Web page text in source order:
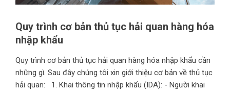
Quy trình cơ bản thủ tục hải quan hàng hóa
nhập khẩu
Quy trình cơ bản thủ tục hải quan hàng hóa nhập khẩu cần
những gì. Sau đây chúng tôi xin giới thiệu cơ bản về thủ tục
hải quan: 1. Khai thông tin nhập khẩu (IDA): - Người khai